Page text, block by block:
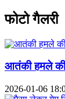
फोटो गैलरी
आतंकी हमले
2026-01-06